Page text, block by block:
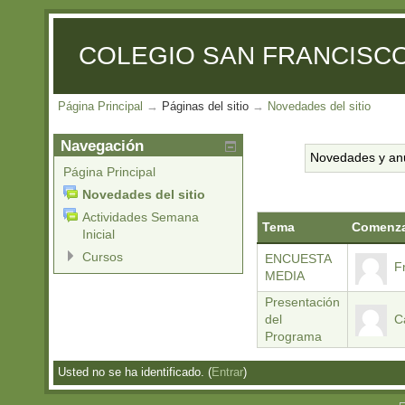
COLEGIO SAN
Página Principal → Páginas del sitio → Novedades del sitio
Novedades y
Tema
ENCUESTA
MEDIA
Presentación
del
Programa
Navegación
Página Principal
Novedades del sitio
Actividades Semana
Inicial
Cursos
Usted no se ha identificado. (Entrar)